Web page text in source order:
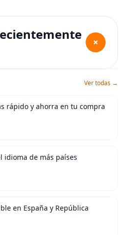
+
Ver todas →
rápido y ahorra en tu compra
idioma de más países
en España y República